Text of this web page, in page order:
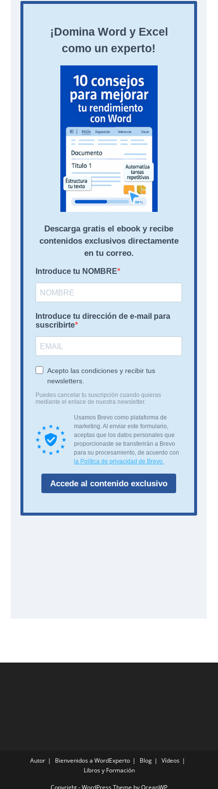
Autor Bienvenidos a WordExperto Blog
Vídeos
Libros y Formación